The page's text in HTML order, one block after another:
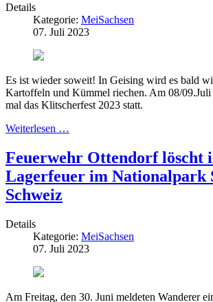
Details
Kategorie: MeiSachsen
07. Juli 2023
Es ist wieder soweit! In Geising wird es bald
Kartoffeln und Kümmel riechen. Am 08/09.Juli
mal das Klitscherfest 2023 statt.
Weiterlesen …
Feuerwehr Ottendorf löscht
Lagerfeuer im Nationalpark
Schweiz
Details
Kategorie: MeiSachsen
07. Juli 2023
Am Freitag, den 30. Juni meldeten Wanderer